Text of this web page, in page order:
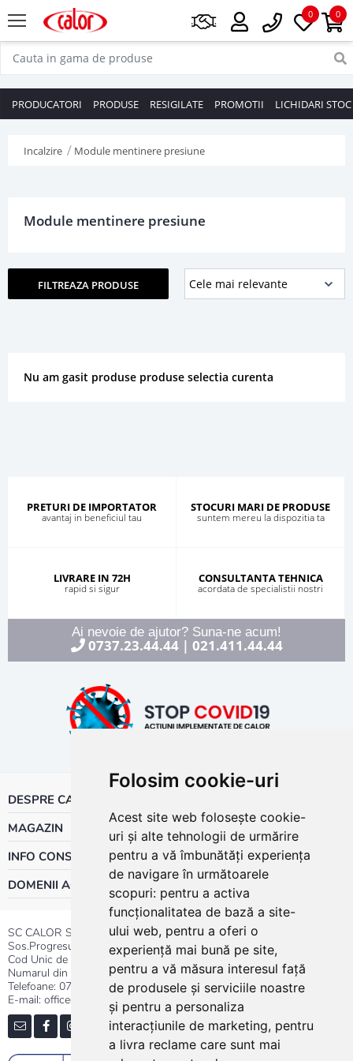
Folosim cookie-uri
Acest site web folosește cookie-
uri și alte tehnologii de urmărire
pentru a vă îmbunătăți experiența
de navigare în următoarele
scopuri: pentru a activa
funcționalitatea de bază a site-
ului web, pentru a oferi o
experiență mai bună pe site,
pentru a vă măsura interesul față
de produsele și serviciile noastre
și pentru a personaliza
interacțiunile de marketing, pentru
a livra reclame care sunt mai
0
0
PRODUCATORI PRODUSE RESIGILATE PROMOTII LICHIDARI STOC
Incalzire Module mentinere presiune
Module mentinere presiune
FILTREAZA PRODUSE
Nu am gasit produse produse selectia curenta
PRETURI DE IMPORTATOR
avantaj in beneficiul tau
STOCURI MARI DE PRODUSE
suntem mereu la dispozitia ta
LIVRARE IN 72H
rapid si sigur
CONSULTANTA TEHNICA
acordata de specialistii nostri
Ai nevoie de ajutor? Suna-ne acum!
0737.23.44.44| 021.411.44.44
DESPRE CALOR
MAGAZIN
INFO CONSUMATOR
DOMENII ACTIVITATE
SC CALOR SRL
Sos.Progresului nr.30-40, Sector 5, Bucuresti
Cod Unic de Inregistrare: RO 3004724
Numarul din Registrul Comertului:J40/13176/1991
Telefoane: 0737.23.44.44|021.411.44.44
E-mail: office@calor.ro